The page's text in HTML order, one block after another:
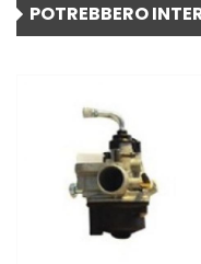
POTREBBERO